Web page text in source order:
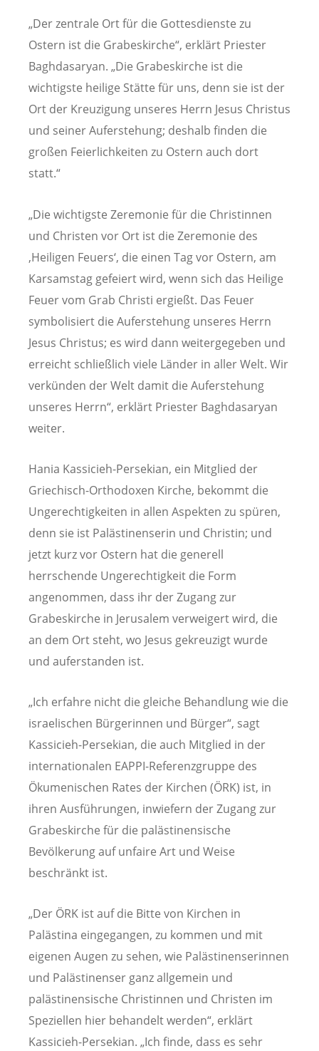
„Der zentrale Ort für die Gottesdienste zu
Ostern ist die Grabeskirche“, erklärt Priester
Baghdasaryan. „Die Grabeskirche ist die
wichtigste heilige Stätte für uns, denn sie ist der
Ort der Kreuzigung unseres Herrn Jesus Christus
und seiner Auferstehung; deshalb finden die
großen Feierlichkeiten zu Ostern auch dort
statt.“
„Die wichtigste Zeremonie für die Christinnen
und Christen vor Ort ist die Zeremonie des
‚Heiligen Feuers‘, die einen Tag vor Ostern, am
Karsamstag gefeiert wird, wenn sich das Heilige
Feuer vom Grab Christi ergießt. Das Feuer
symbolisiert die Auferstehung unseres Herrn
Jesus Christus; es wird dann weitergegeben und
erreicht schließlich viele Länder in aller Welt. Wir
verkünden der Welt damit die Auferstehung
unseres Herrn“, erklärt Priester Baghdasaryan
weiter.
Hania Kassicieh-Persekian, ein Mitglied der
Griechisch-Orthodoxen Kirche, bekommt die
Ungerechtigkeiten in allen Aspekten zu spüren,
denn sie ist Palästinenserin und Christin; und
jetzt kurz vor Ostern hat die generell
herrschende Ungerechtigkeit die Form
angenommen, dass ihr der Zugang zur
Grabeskirche in Jerusalem verweigert wird, die
an dem Ort steht, wo Jesus gekreuzigt wurde
und auferstanden ist.
„Ich erfahre nicht die gleiche Behandlung wie die
israelischen Bürgerinnen und Bürger“, sagt
Kassicieh-Persekian, die auch Mitglied in der
internationalen EAPPI-Referenzgruppe des
Ökumenischen Rates der Kirchen (ÖRK) ist, in
ihren Ausführungen, inwiefern der Zugang zur
Grabeskirche für die palästinensische
Bevölkerung auf unfaire Art und Weise
beschränkt ist.
„Der ÖRK ist auf die Bitte von Kirchen in
Palästina eingegangen, zu kommen und mit
eigenen Augen zu sehen, wie Palästinenserinnen
und Palästinenser ganz allgemein und
palästinensische Christinnen und Christen im
Speziellen hier behandelt werden“, erklärt
Kassicieh-Persekian. „Ich finde, dass es sehr